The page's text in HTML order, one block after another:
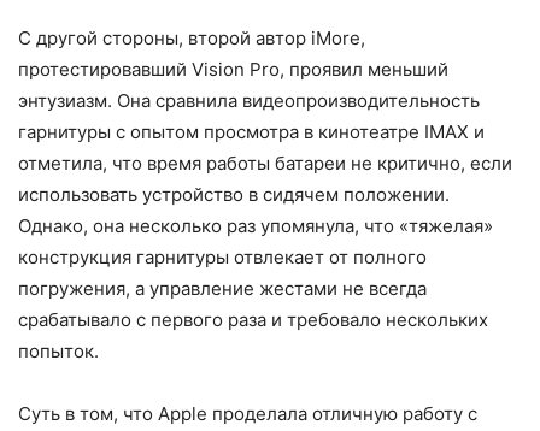
С другой стороны, второй автор iMore,
протестировавший Vision Pro, проявил меньший
энтузиазм. Она сравнила видеопроизводительность
гарнитуры с опытом просмотра в кинотеатре IMAX и
отметила, что время работы батареи не критично, если
использовать устройство в сидячем положении.
Однако, она несколько раз упомянула, что «тяжелая»
конструкция гарнитуры отвлекает от полного
погружения, а управление жестами не всегда
срабатывало с первого раза и требовало нескольких
попыток.
Суть в том, что Apple проделала отличную работу с